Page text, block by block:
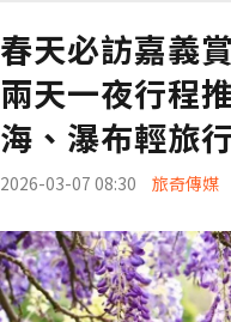
春天必訪嘉義
兩天一夜行程
海、瀑布輕旅行
2026-03-07 08:30 旅奇傳媒